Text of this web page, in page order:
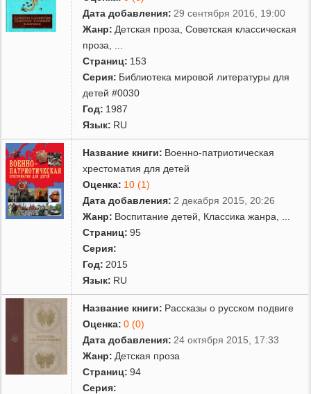
Дата добавления: 29 сентября 2016, 19:00
Жанр: Детская проза ,Советская классическая
проза
Страниц: 153
Серия: Библиотека мировой литературы для
детей #0030
Год: 1987
Язык: RU
Название книги: Военно-патриотическая
хрестоматия для детей
Оценка: 10 (1)
Дата добавления: 2 декабря 2015, 20:26
Жанр: Воспитание детей Классика жанра
Страниц: 95
Серия:
Год: 2015
Язык: RU
Название книги: Рассказы о русском подвиге
Оценка: 0 (0)
Дата добавления: 24 октября 2015, 17:33
Жанр: Детская проза
Страниц: 94
Серия: